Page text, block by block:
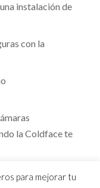
instalación de
con la
la Coldface te
para mejorar tu